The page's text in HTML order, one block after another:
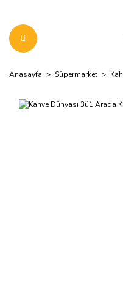
Anasayfa Süpermarket